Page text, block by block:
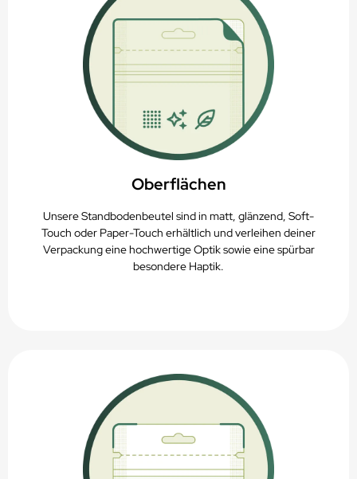
Oberflächen
Unsere Standbodenbeutel sind in matt, glänzend, Soft-
Touch oder Paper-Touch erhältlich und verleihen deiner
Verpackung eine hochwertige Optik sowie eine spürbar
besondere Haptik.